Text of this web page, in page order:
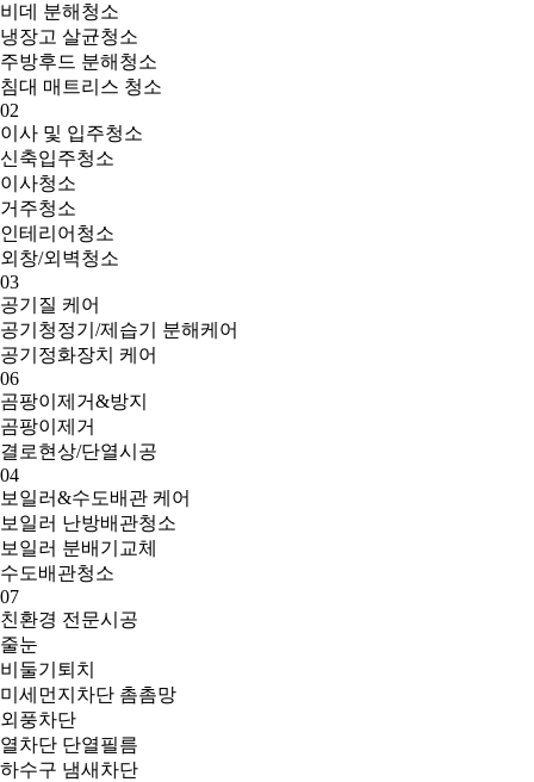
비데 분해청소
냉장고 살균청소
주방후드 분해청소
침대 매트리스 청소
02
이사 및 입주청소
신축입주청소
이사청소
거주청소
인테리어청소
외창/외벽청소
03
공기질 케어
공기청정기/제습기 분해케어
공기정화장치 케어
06
곰팡이제거&방지
곰팡이제거
결로현상/단열시공
04
보일러&수도배관 케어
보일러 난방배관청소
보일러 분배기교체
수도배관청소
07
친환경 전문시공
줄눈
비둘기퇴치
미세먼지차단 촘촘망
외풍차단
열차단 단열필름
하수구 냄새차단